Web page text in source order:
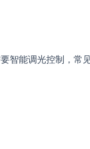
智能调光控制，常